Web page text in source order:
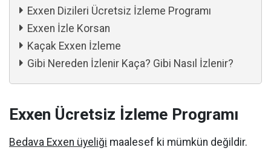
Exxen Dizileri Ücretsiz İzleme Programı
Exxen İzle Korsan
Kaçak Exxen İzleme
Gibi Nereden İzlenir Kaça? Gibi Nasıl İzlenir?
Exxen Ücretsiz İzleme Programı
Bedava Exxen üyeliği maalesef ki mümkün değildir.